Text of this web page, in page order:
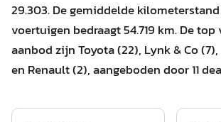
29.303. De gemiddelde
voertuigen bedraagt 54.719 km. De
aanbod zijn Toyota (22), Lynk & Co
en Renault (2), aangeboden door 11